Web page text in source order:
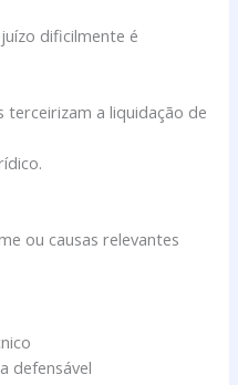
dificilmente é
a liquidação de
ou causas relevantes
defensável